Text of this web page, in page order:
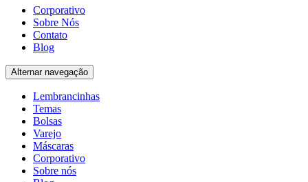
Corporativo
Sobre Nós
Contato
Blog
Alternar navegação
Lembrancinhas
Temas
Bolsas
Varejo
Máscaras
Corporativo
Sobre nós